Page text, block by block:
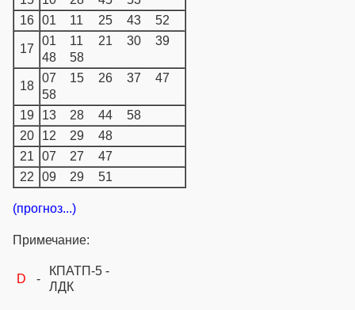
16
01 11 25 43 52
17
01 11 21 30
39
48
58
18
07 15 26 37
47
58
19
13 28 44
58
20
12 29
48
21
07 27
47
22
09 29 51
(прогноз...)
Примечание:
D -
КПАТП-5 -
ЛДК